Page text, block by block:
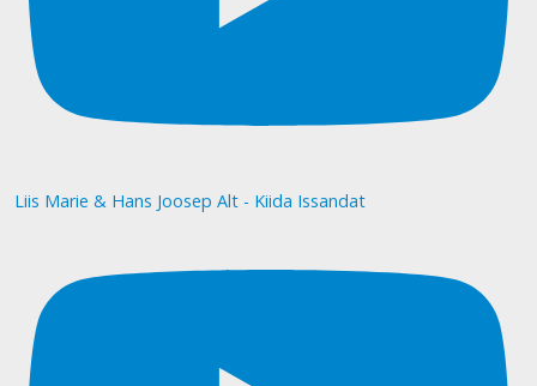
Liis Marie & Hans Joosep Alt - Kiida Issandat